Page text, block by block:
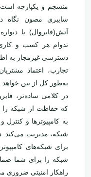
منسجم و یکپارچه است
سایبری مصون نگاه
آتش(فایروال) یا
تدوام هر کسب و
دسترسی غیرمجاز به
تجارب، اعتماد
به‌طور کل از بین خواهد
در کلامی ساده‌تر،
که حفاظت از شبکه را
به کامپیوترها و
شبکه، مدیریت می‌کند.
برای شبکه‌های
شبکه را برای شما
راهکار امنیتی ضروری